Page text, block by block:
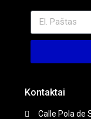
Kontaktai
Calle Pola de